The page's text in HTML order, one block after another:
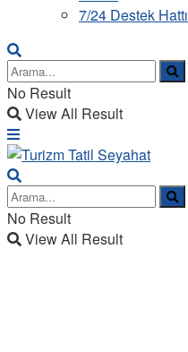
7/24 Destek Hattı
No Result
View All Result
No Result
View All Result